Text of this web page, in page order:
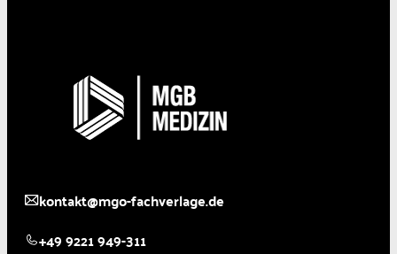
kontakt@mgo-fachverlage.de
+49 9221 949-311